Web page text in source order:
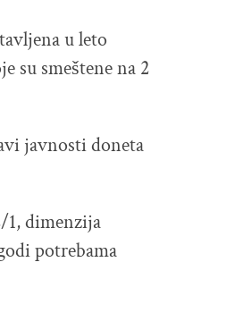
u leto
su smeštene na 2
javnosti doneta
1, dimenzija
potrebama